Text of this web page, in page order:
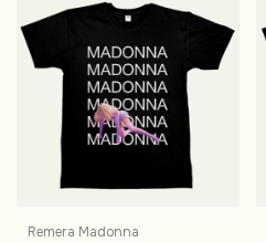
Remera Madonna